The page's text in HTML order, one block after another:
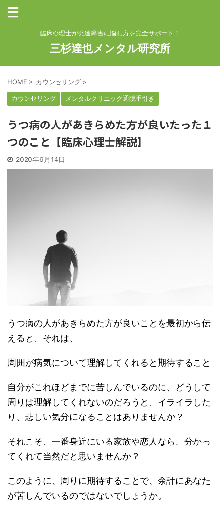
臨床心理士が発達障害に悩む方を完全サポート！
三杉達也メンタル研究所
HOME > カウンセリング >
カウンセリング メンタルクリニック通院手引き
うつ病の人があきらめた方が良いたった１
つのこと【臨床心理士解説】
2020年6月14日
うつ病の人があきらめた方が良いことを最初から伝
えると、それは、
周囲が病気について理解してくれると期待すること
自分がこれほどまでに苦しんでいるのに、どうして
周りは理解してくれないのだろうと、イライラした
り、悲しい気分になることはありませんか？
それこそ、一番身近にいる家族や恋人なら、分かっ
てくれて当然だと思いませんか？
このように、周りに期待することで、余計にあなた
が苦しんでいるのではないでしょうか。